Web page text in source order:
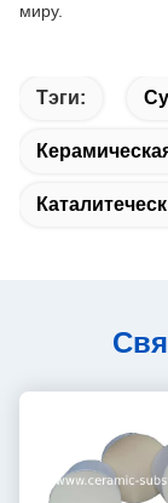
миру.
Тэги: